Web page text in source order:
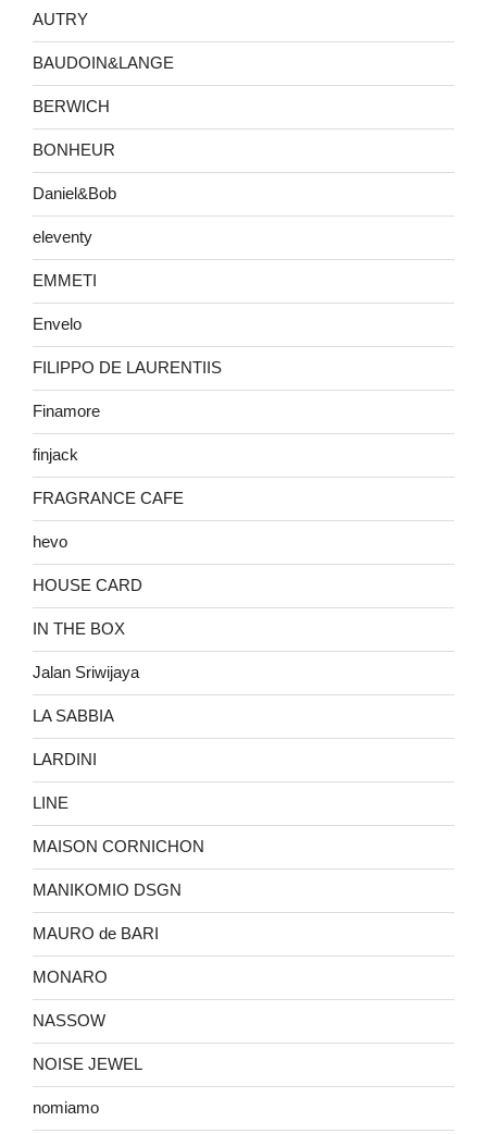
AUTRY
BAUDOIN&LANGE
BERWICH
BONHEUR
Daniel&Bob
eleventy
EMMETI
Envelo
FILIPPO DE LAURENTIIS
Finamore
finjack
FRAGRANCE CAFE
hevo
HOUSE CARD
IN THE BOX
Jalan Sriwijaya
LA SABBIA
LARDINI
LINE
MAISON CORNICHON
MANIKOMIO DSGN
MAURO de BARI
MONARO
NASSOW
NOISE JEWEL
nomiamo